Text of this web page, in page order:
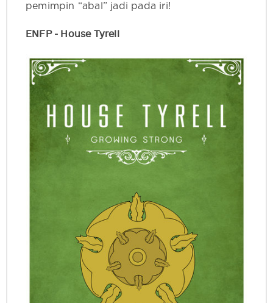
pemimpin “abal” jadi pada iri!
ENFP - House Tyrell